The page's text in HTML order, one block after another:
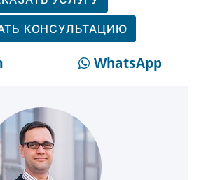
КОНСУЛЬТАЦИЮ
WhatsApp